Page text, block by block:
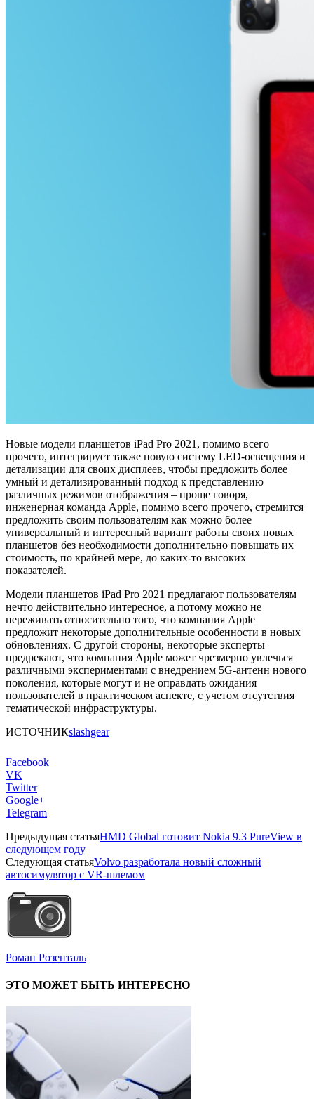
Новые модели планшетов iPad Pro 2021, помимо всего
прочего, интегрирует также новую систему LED-освещения и
детализации для своих дисплеев, чтобы предложить более
умный и детализированный подход к представлению
различных режимов отображения – проще говоря,
инженерная команда Apple, помимо всего прочего, стремится
предложить своим пользователям как можно более
универсальный и интересный вариант работы своих новых
планшетов без необходимости дополнительно повышать их
стоимость, по крайней мере, до каких-то высоких
показателей.
Модели планшетов iPad Pro 2021 предлагают пользователям
нечто действительно интересное, а потому можно не
переживать относительно того, что компания Apple
предложит некоторые дополнительные особенности в новых
обновлениях. С другой стороны, некоторые эксперты
предрекают, что компания Apple может чрезмерно увлечься
различными экспериментами с внедрением 5G-антенн нового
поколения, которые могут и не оправдать ожидания
пользователей в практическом аспекте, с учетом отсутствия
тематической инфраструктуры.
ИСТОЧНИКslashgear
Facebook
VK
Twitter
Google+
Telegram
Предыдущая статьяHMD Global готовит Nokia 9.3 PureView в
следующем году
Следующая статьяVolvo разработала новый сложный
автосимулятор с VR-шлемом
Роман Розенталь
ЭТО МОЖЕТ БЫТЬ ИНТЕРЕСНО